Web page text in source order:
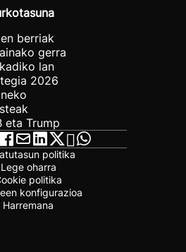
berriak
gerra
lan
2026
eta Trump
politika
Lege oharra
politika
konfigurazioa
Harremana